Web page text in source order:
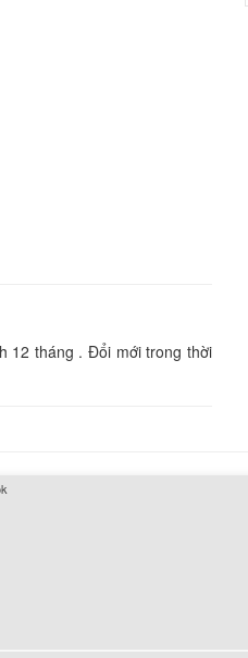
249.000 đ
12 tháng . Đổi mới trong thời